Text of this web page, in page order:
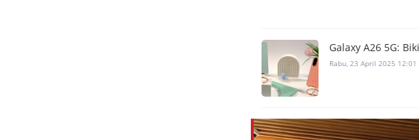
Galaxy A26 5G:
Rabu, 23 April 2025 12:01